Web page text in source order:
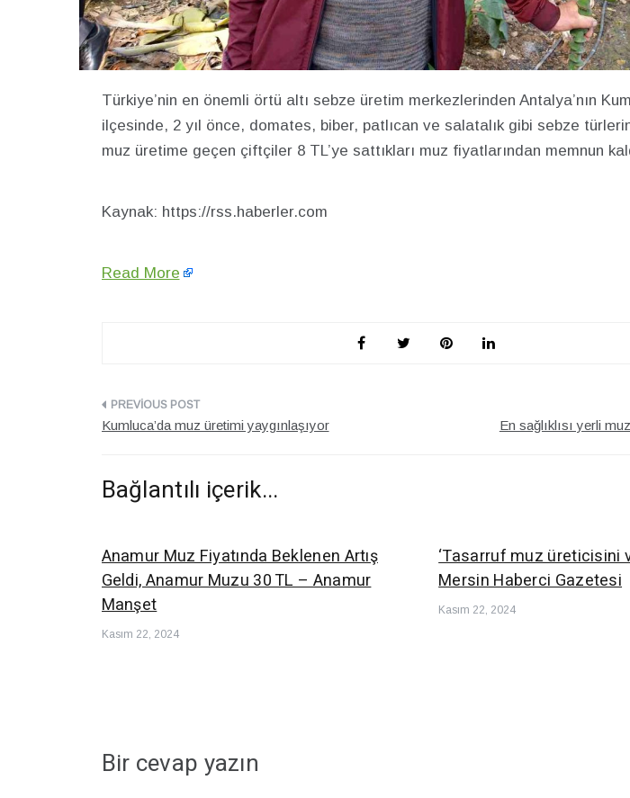
Türkiye’nin en önemli örtü altı sebze üretim merkezlerinden Antalya’nın
ilçesinde, 2 yıl önce, domates, biber, patlıcan ve salatalık gibi sebze
muz üretime geçen çiftçiler 8 TL’ye sattıkları muz fiyatlarından memnun
Kaynak: https://rss.haberler.com
Read More
Yazı
Kumluca’da muz üretimi yaygınlaşıyor En sağlıklısı yerli
Bağlantılı içerik...
Anamur Muz Fiyatında Beklenen Artış
Geldi, Anamur Muzu 30 TL – Anamur
Manşet
Kasım 22, 2024
‘Tasarruf muz üreticisini
Mersin Haberci Gazetesi
Kasım 22, 2024
Bir cevap yazın